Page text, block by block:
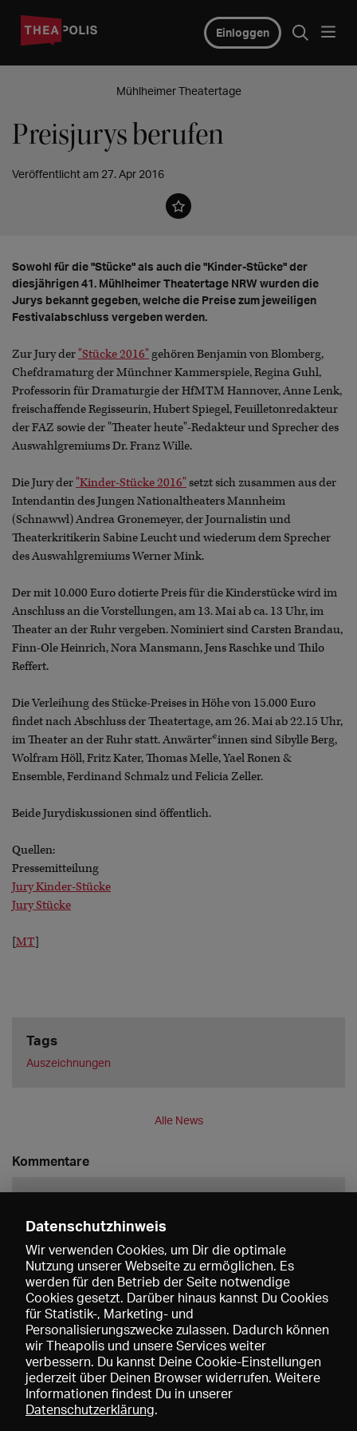
Einloggen
Mühlheimer Theatertage
Preisjurys berufen
Veröffentlicht am 27. Apr 2016
Sowohl für die "Stücke" als auch die "Kinder-Stücke" der
diesjährigen 41. Mühlheimer Theatertage NRW wurden die
Jurys bekannt gegeben, welche die Preise zum jeweiligen
Festivalabschluss vergeben werden.
Zur Jury der"Stücke 2016"gehören Benjamin von Blomberg,
Chefdramaturg der Münchner Kammerspiele, Regina Guhl,
Professorin für Dramaturgie der HfMTM Hannover, Anne Lenk,
freischaffende Regisseurin, Hubert Spiegel, Feuilletonredakteur
der FAZ sowie der "Theater heute"-Redakteur und Sprecher des
Auswahlgremiums Dr. Franz Wille.
Die Jury der"Kinder-Stücke 2016"setzt sich zusammen aus der
Intendantin des Jungen Nationaltheaters Mannheim
(Schnawwl) Andrea Gronemeyer, der Journalistin und
Theaterkritikerin Sabine Leucht und wiederum dem Sprecher
des Auswahlgremiums Werner Mink.
Der mit 10.000 Euro dotierte Preis für die Kinderstücke wird im
Anschluss an die Vorstellungen, am 13. Mai ab ca. 13 Uhr, im
Theater an der Ruhr vergeben. Nominiert sind Carsten Brandau,
Finn-Ole Heinrich, Nora Mansmann, Jens Raschke und Thilo
Reffert.
Die Verleihung des Stücke-Preises in Höhe von 15.000 Euro
findet nach Abschluss der Theatertage, am 26. Mai ab 22.15 Uhr,
im Theater an der Ruhr statt. Anwärter*innen sind Sibylle Berg,
Wolfram Höll, Fritz Kater, Thomas Melle, Yael Ronen &
Ensemble, Ferdinand Schmalz und Felicia Zeller.
Beide Jurydiskussionen sind öffentlich.
Quellen:
Pressemitteilung
Jury Kinder-Stücke
Jury Stücke
[MT]
Tags
Auszeichnungen
Alle News
Kommentare
Speichern
Datenschutzhinweis
Wir verwenden Cookies, um Dir die optimale
Nutzung unserer Webseite zu ermöglichen. Es
werden für den Betrieb der Seite notwendige
Cookies gesetzt. Darüber hinaus kannst Du Cookies
für Statistik-, Marketing- und
Personalisierungszwecke zulassen. Dadurch können
wir Theapolis und unsere Services weiter
verbessern. Du kannst Deine Cookie-Einstellungen
jederzeit über Deinen Browser widerrufen. Weitere
Informationen findest Du in unserer
Datenschutzerklärung.